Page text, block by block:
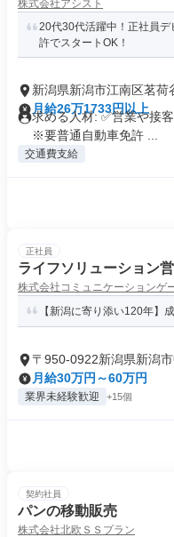
株式会社アシスト
20代30代活躍中！正社員
許でスタートOK！
新潟県新潟市江南区茗荷
月給26万1733円以上
求める人材: ✅️営業や接
※要普通自動車免許 ...
交通費支給
正社員
ライフソリューション
株式会社コミュニケーションゲ
【新潟に寄り添い120年】
〒950-0922新潟県新潟
月給30万円～60万円
業界未経験歓迎 +15個
契約社員
パンの移動販売
株式会社北欧ＳＳプラン